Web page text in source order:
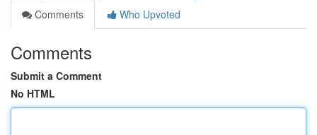
Comments
Who Upvoted
Comments
Submit a Comment
No HTML